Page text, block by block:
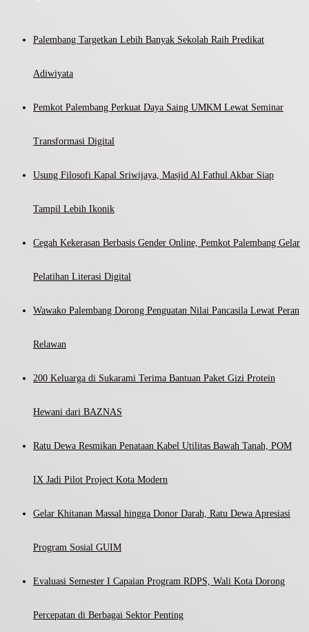
Palembang Targetkan Lebih Banyak Sekolah Raih Predikat
Adiwiyata
Pemkot Palembang Perkuat Daya Saing UMKM Lewat Seminar
Transformasi Digital
Usung Filosofi Kapal Sriwijaya, Masjid Al Fathul Akbar Siap
Tampil Lebih Ikonik
Cegah Kekerasan Berbasis Gender Online, Pemkot Palembang Gelar
Pelatihan Literasi Digital
Wawako Palembang Dorong Penguatan Nilai Pancasila Lewat Peran
Relawan
200 Keluarga di Sukarami Terima Bantuan Paket Gizi Protein
Hewani dari BAZNAS
Ratu Dewa Resmikan Penataan Kabel Utilitas Bawah Tanah, POM
IX Jadi Pilot Project Kota Modern
Gelar Khitanan Massal hingga Donor Darah, Ratu Dewa Apresiasi
Program Sosial GUIM
Evaluasi Semester I Capaian Program RDPS, Wali Kota Dorong
Percepatan di Berbagai Sektor Penting